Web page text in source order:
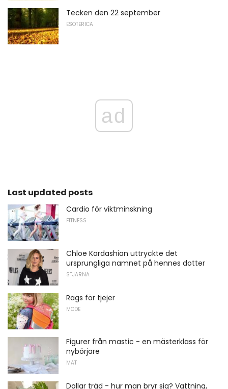
Tecken den 22 september
ESOTERICA
ad
Last updated posts
Cardio för viktminskning
FITNESS
Chloe Kardashian uttryckte det
ursprungliga namnet på hennes dotter
STJÄRNA
Rags för tjejer
MODE
Figurer från mastic - en mästerklass för
nybörjare
MAT
Dollar träd - hur man bryr sig? Vattning,